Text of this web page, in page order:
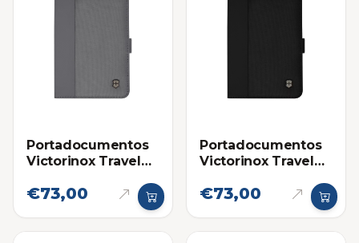
Portadocumentos
Victorinox Travel
€73,00
Portadocumentos
Victorinox Travel
€73,00